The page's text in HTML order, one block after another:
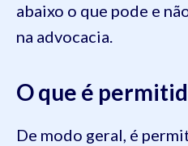
abaixo o que pode e
na advocacia.
O que é
De modo geral, é